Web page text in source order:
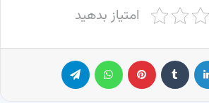
امتیاز بدهید
لینکدین ‫تامبلر پینترست